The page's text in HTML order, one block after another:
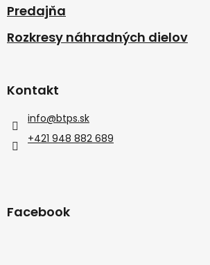
Predajňa
Rozkresy náhradných dielov
Kontakt
info@btps.sk
+421 948 882 689
Facebook